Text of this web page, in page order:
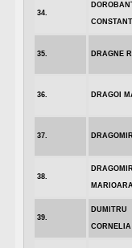
34.
35. DRAGNE
36. DRAGOI
37.
38.
39.
DUMITRU
CORNELIA